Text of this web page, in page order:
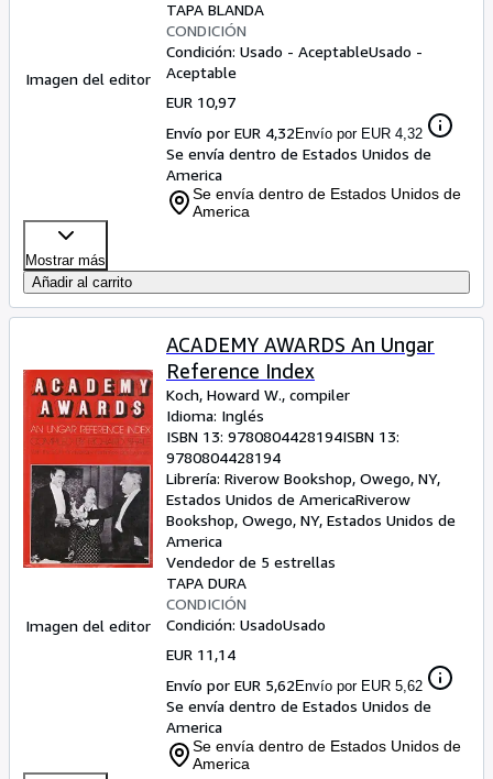
Imagen del editor
TAPA BLANDA
CONDICIÓN
Condición: Usado - AceptableUsado -
Aceptable
EUR 10,97
Envío por EUR 4,32Envío por EUR 4,32
Se envía dentro de Estados Unidos de
America
Se envía dentro de Estados Unidos de
America
Mostrar más
Añadir al carrito
Imagen del editor
ACADEMY AWARDS An Ungar
Reference Index
Koch, Howard W., compiler
Idioma: Inglés
ISBN 13: 9780804428194ISBN 13:
9780804428194
Librería: Riverow Bookshop, Owego, NY,
Estados Unidos de AmericaRiverow
Bookshop, Owego, NY, Estados Unidos de
America
Vendedor de 5 estrellas
TAPA DURA
CONDICIÓN
Condición: UsadoUsado
EUR 11,14
Envío por EUR 5,62Envío por EUR 5,62
Se envía dentro de Estados Unidos de
America
Se envía dentro de Estados Unidos de
America